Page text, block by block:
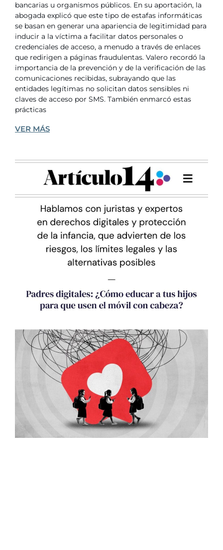
bancarias u organismos públicos. En su aportación, la
abogada explicó que este tipo de estafas informáticas
se basan en generar una apariencia de legitimidad para
inducir a la víctima a facilitar datos personales o
credenciales de acceso, a menudo a través de enlaces
que redirigen a páginas fraudulentas. Valero recordó la
importancia de la prevención y de la verificación de las
comunicaciones recibidas, subrayando que las
entidades legítimas no solicitan datos sensibles ni
claves de acceso por SMS. También enmarcó estas
prácticas
VER MÁS